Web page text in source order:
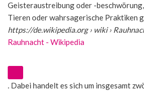
Geisteraustreibung oder -
Tieren oder wahrsagerische Praktiken
https://de.wikipedia.org› wiki ›
Rauhnacht - Wikipedia
. Dabei handelt es sich um insgesamt